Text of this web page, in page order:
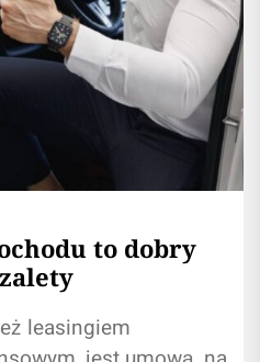
to dobry
leasingiem